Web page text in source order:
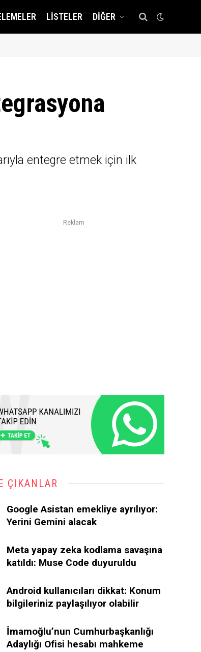
LISTELER DIĞER
entegre etmek için ilk
Reklam
ÇIKANLAR
Google Asistan emekliye ayrılıyor:
Yerini Gemini alacak
Meta yapay zeka kodlama savaşına
katıldı: Muse Code duyuruldu
Android kullanıcıları dikkat: Konum
bilgileriniz paylaşılıyor olabilir
İmamoğlu’nun Cumhurbaşkanlığı
Adaylığı Ofisi hesabı mahkeme